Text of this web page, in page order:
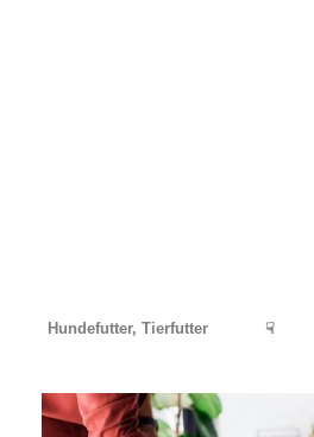
Hundefutter, Tierfutter ☟